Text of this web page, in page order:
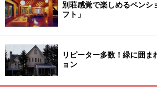
千畳敷は麓から一時間足らず
このダイアモンド富士、なんと麓の駒
からバスとロープウェイを乗り継いで
ずで行けるのですから、驚きです。
別荘感覚で楽しめるペンシ
フト」
リピーター多数！緑に囲ま
ョン